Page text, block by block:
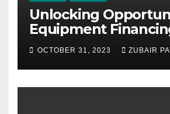
Unlocking
Equipment
Auctions
OCTOBER 31, 2023 ZUBAIR